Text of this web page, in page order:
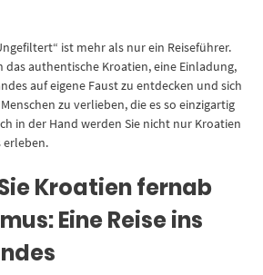
ist mehr als nur ein Reiseführer.
das authentische Kroatien, eine Einladung,
auf eigene Faust zu entdecken und sich
zu verlieben, die es so einzigartig
in der Hand werden Sie nicht nur Kroatien
erleben.
Kroatien fernab
Eine Reise ins